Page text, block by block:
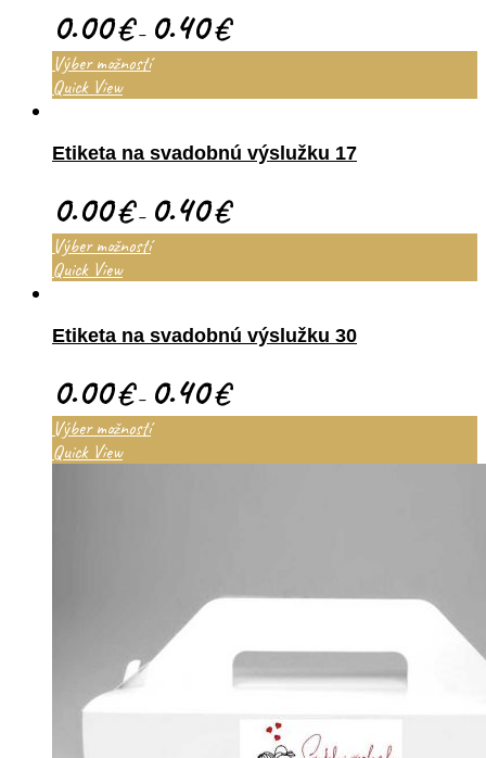
0.00€– 0.40€
Výber možností
Quick View
Etiketa na svadobnú výslužku 17
0.00€– 0.40€
Výber možností
Quick View
Etiketa na svadobnú výslužku 30
0.00€– 0.40€
Výber možností
Quick View